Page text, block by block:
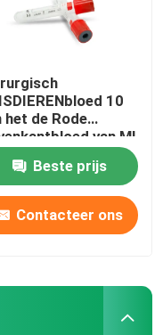
10
het de Rode
van Ml
Blauwe
Beste prijs
Contacteer ons